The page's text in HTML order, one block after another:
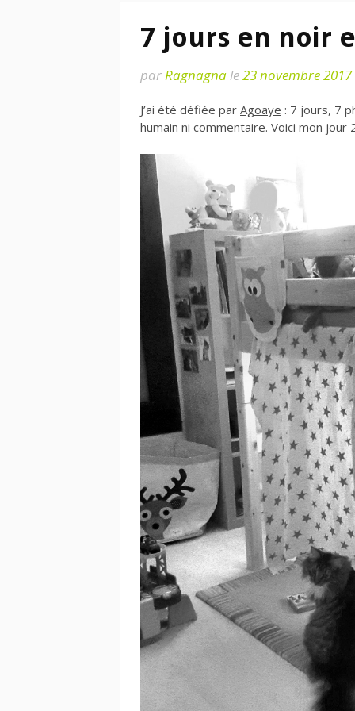
7 jours en noir
parRagnagnale23 novembre 2017
J’ai été défiée par Agoaye : 7 jours, 7
humain ni commentaire. Voici mon jour